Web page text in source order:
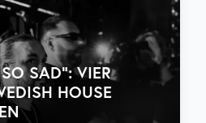
SAD“: VIER
HOUSE